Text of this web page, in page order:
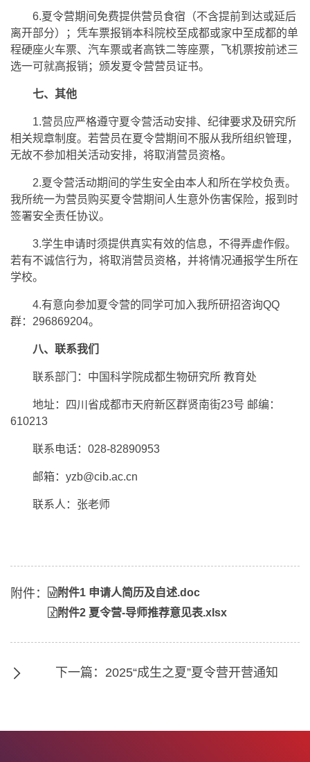
6.夏令营期间免费提供营员食宿（不含提前到达或延后
离开部分）；凭车票报销本科院校至成都或家中至成都的单
程硬座火车票、汽车票或者高铁二等座票，飞机票按前述三
选一可就高报销；颁发夏令营营员证书。
七、其他
1.营员应严格遵守夏令营活动安排、纪律要求及研究所
相关规章制度。若营员在夏令营期间不服从我所组织管理，
无故不参加相关活动安排，将取消营员资格。
2.夏令营活动期间的学生安全由本人和所在学校负责。
我所统一为营员购买夏令营期间人生意外伤害保险，报到时
签署安全责任协议。
3.学生申请时须提供真实有效的信息，不得弄虚作假。
若有不诚信行为，将取消营员资格，并将情况通报学生所在
学校。
4.有意向参加夏令营的同学可加入我所研招咨询QQ
群：296869204。
八、联系我们
联系部门：中国科学院成都生物研究所 教育处
地址：四川省成都市天府新区群贤南街23号 邮编：
610213
联系电话：028-82890953
邮箱：yzb@cib.ac.cn
联系人：张老师
附件：
附件1 申请人简历及自述.doc
附件2 夏令营-导师推荐意见表.xlsx
下一篇：2025“成生之夏”夏令营开营通知